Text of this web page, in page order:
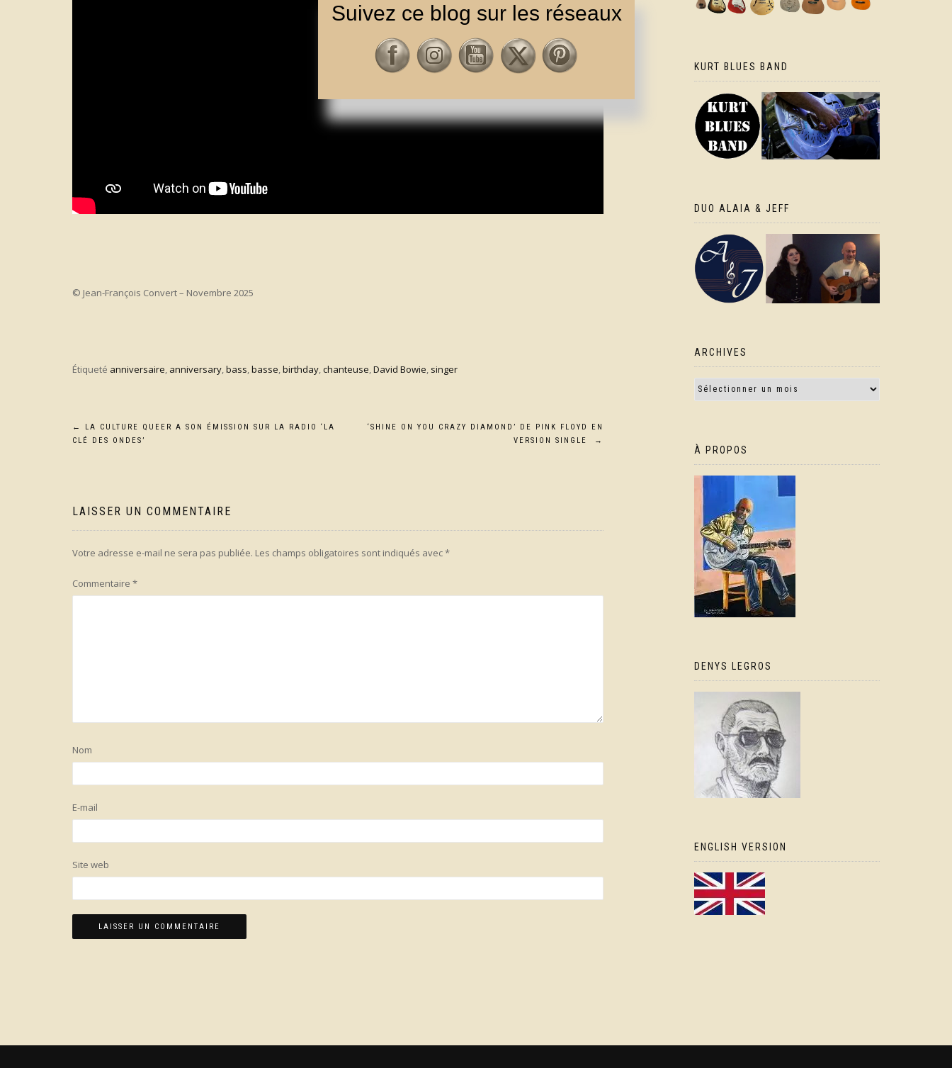
© Jean-François Convert – Novembre 2025
Étiqueté anniversaire, anniversary,bass,basse,birthday,chanteuse,David Bowie, singer
Navigation
←
LA CULTURE QUEER A SON ÉMISSION SUR LA RADIO ‘LA
CLÉ DES ONDES’
‘SHINE ON YOU CRAZY DIAMOND’ DE PINK FLOYD EN
VERSION SINGLE
→
LAISSER UN COMMENTAIRE
Votre adresse e-mail ne sera pas publiée. Les champs obligatoires sont indiqués avec*
Commentaire *
Nom
E-mail
Site web
KURT BLUES BAND
DUO ALAIA & JEFF
ARCHIVES
À PROPOS
DENYS LEGROS
ENGLISH VERSION
Suivez ce blog sur les réseaux